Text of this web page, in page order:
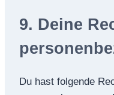
9. Deine
Du hast folgende